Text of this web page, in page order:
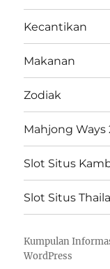
Kecantikan
Makanan
Zodiak
Mahjong Ways
Slot Situs
Slot Situs
Kumpulan
WordPress